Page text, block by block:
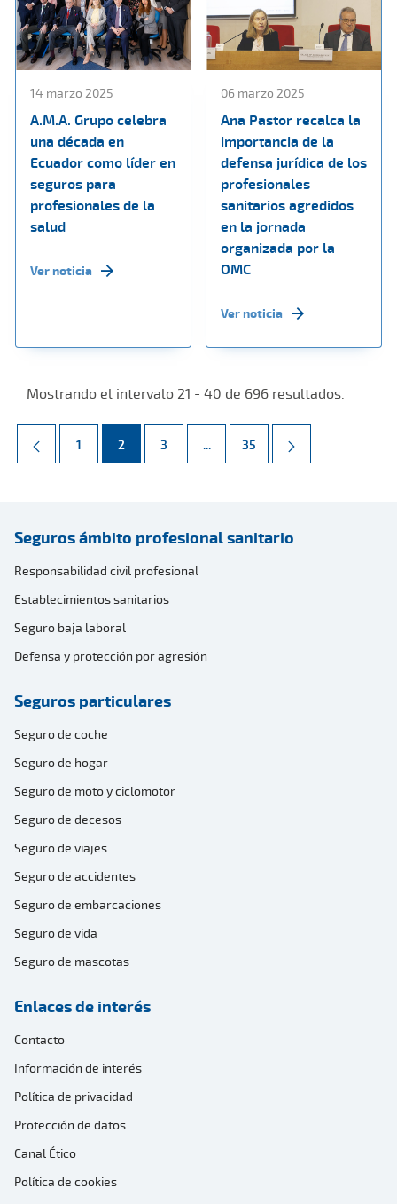
14 marzo 2025
A.M.A. Grupo celebra
una década en
Ecuador como líder en
seguros para
profesionales de la
salud
Ver noticia
06 marzo 2025
Ana Pastor recalca la
importancia de la
defensa jurídica de los
profesionales
sanitarios agredidos
en la jornada
organizada por la
OMC
Ver noticia
Mostrando el intervalo 21 - 40 de 696 resultados.
Página
1 Página
2 Página
3 ... Páginas intermedias Use TAB
Página
35
Seguros ámbito profesional sanitario
Responsabilidad civil profesional
Establecimientos sanitarios
Seguro baja laboral
Defensa y protección por agresión
Seguros particulares
Seguro de coche
Seguro de hogar
Seguro de moto y ciclomotor
Seguro de decesos
Seguro de viajes
Seguro de accidentes
Seguro de embarcaciones
Seguro de vida
Seguro de mascotas
Enlaces de interés
Contacto
Información de interés
Política de privacidad
Protección de datos
Canal Ético
Política de cookies